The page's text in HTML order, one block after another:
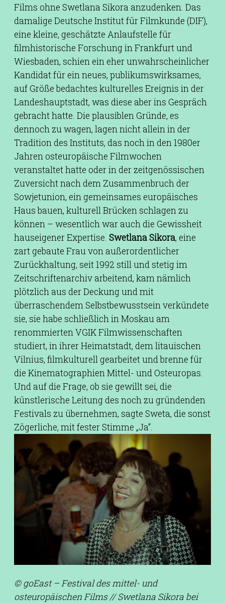
Films ohne Swetlana Sikora anzudenken. Das
damalige Deutsche Institut für Filmkunde (DIF),
eine kleine, geschätzte Anlaufstelle für
filmhistorische Forschung in Frankfurt und
Wiesbaden, schien ein eher unwahrscheinlicher
Kandidat für ein neues, publikumswirksames,
auf Größe bedachtes kulturelles Ereignis in der
Landeshauptstadt, was diese aber ins Gespräch
gebracht hatte. Die plausiblen Gründe, es
dennoch zu wagen, lagen nicht allein in der
Tradition des Instituts, das noch in den 1980er
Jahren osteuropäische Filmwochen
veranstaltet hatte oder in der zeitgenössischen
Zuversicht nach dem Zusammenbruch der
Sowjetunion, ein gemeinsames europäisches
Haus bauen, kulturell Brücken schlagen zu
können – wesentlich war auch die Gewissheit
hauseigener Expertise. Swetlana Sikora, eine
zart gebaute Frau von außerordentlicher
Zurückhaltung, seit 1992 still und stetig im
Zeitschriftenarchiv arbeitend, kam nämlich
plötzlich aus der Deckung und mit
überraschendem Selbstbewusstsein verkündete
sie, sie habe schließlich in Moskau am
renommierten VGIK Filmwissenschaften
studiert, in ihrer Heimatstadt, dem litauischen
Vilnius, filmkulturell gearbeitet und brenne für
die Kinematographien Mittel- und Osteuropas.
Und auf die Frage, ob sie gewillt sei, die
künstlerische Leitung des noch zu gründenden
Festivals zu übernehmen, sagte Sweta, die sonst
Zögerliche, mit fester Stimme „Ja“.
© goEast – Festival des mittel- und
osteuropäischen Films // Swetlana Sikora bei